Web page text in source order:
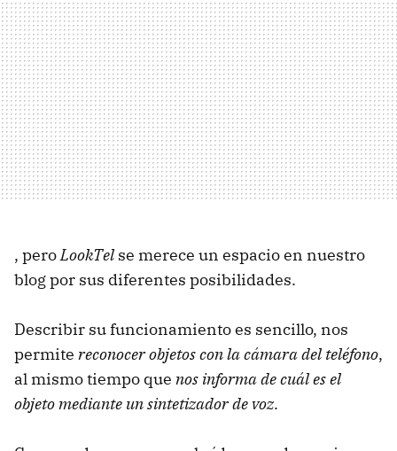
, peroLookTelse merece un espacio en nuestro
blog por sus diferentes posibilidades.
Describir su funcionamiento es sencillo, nos
permite reconocer objetos con la cámara del teléfono,
al mismo tiempo que nos informa de cuál es el
objeto mediante un sintetizador de voz.